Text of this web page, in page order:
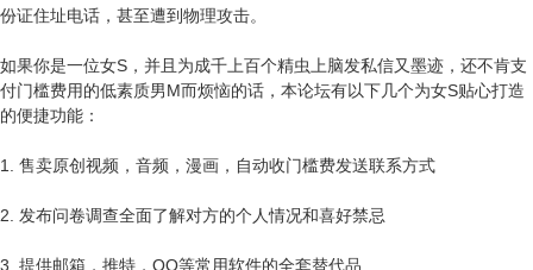
份证住址电话，甚至遭到物理攻击。
如果你是一位女S，并且为成千上百个精虫上脑发私信又墨迹，还不肯支
付门槛费用的低素质男M而烦恼的话，本论坛有以下几个为女S贴心打造
的便捷功能：
1. 售卖原创视频，音频，漫画，自动收门槛费发送联系方式
2. 发布问卷调查全面了解对方的个人情况和喜好禁忌
3. 提供邮箱，推特，QQ等常用软件的全套替代品